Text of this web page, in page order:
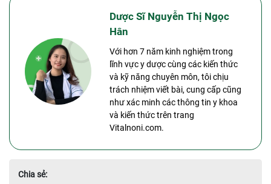
Dược Sĩ Nguyễn Thị Ngọc
Hân
Với hơn 7 năm kinh nghiệm trong
lĩnh vực y dược cùng các kiến thức
và kỹ năng chuyên môn, tôi chịu
trách nhiệm viết bài, cung cấp cũng
như xác minh các thông tin y khoa
và kiến thức trên trang
Vitalnoni.com.
Chia sẻ: